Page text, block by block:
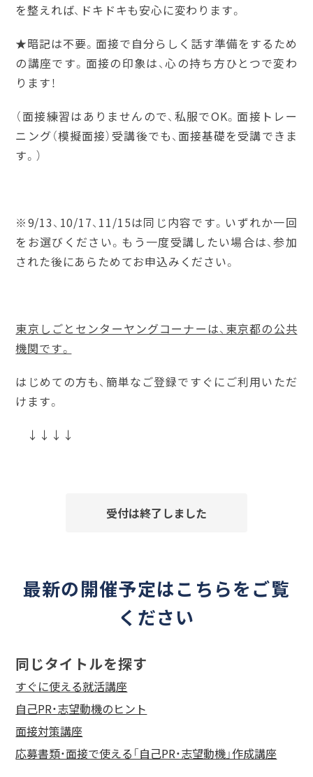
を整えれば、ドキドキも安心に変わります。
★暗記は不要。面接で自分らしく話す準備をするため
の講座です。面接の印象は、心の持ち方ひとつで変わ
ります！
（面接練習はありませんので、私服でOK。面接トレー
ニング（模擬面接）受講後でも、面接基礎を受講できま
す。）
※9/13、10/17、11/15は同じ内容です。いずれか一回
をお選びください。もう一度受講したい場合は、参加
された後にあらためてお申込みください。
東京しごとセンターヤングコーナーは、東京都の公共
機関です。
はじめての方も、簡単なご登録ですぐにご利用いただ
けます。
↓↓↓↓
受付は終了しました
最新の開催予定はこちらをご覧
ください
同じタイトルを探す
すぐに使える就活講座
自己PR・志望動機のヒント
面接対策講座
応募書類・面接で使える「自己PR・志望動機」作成講座